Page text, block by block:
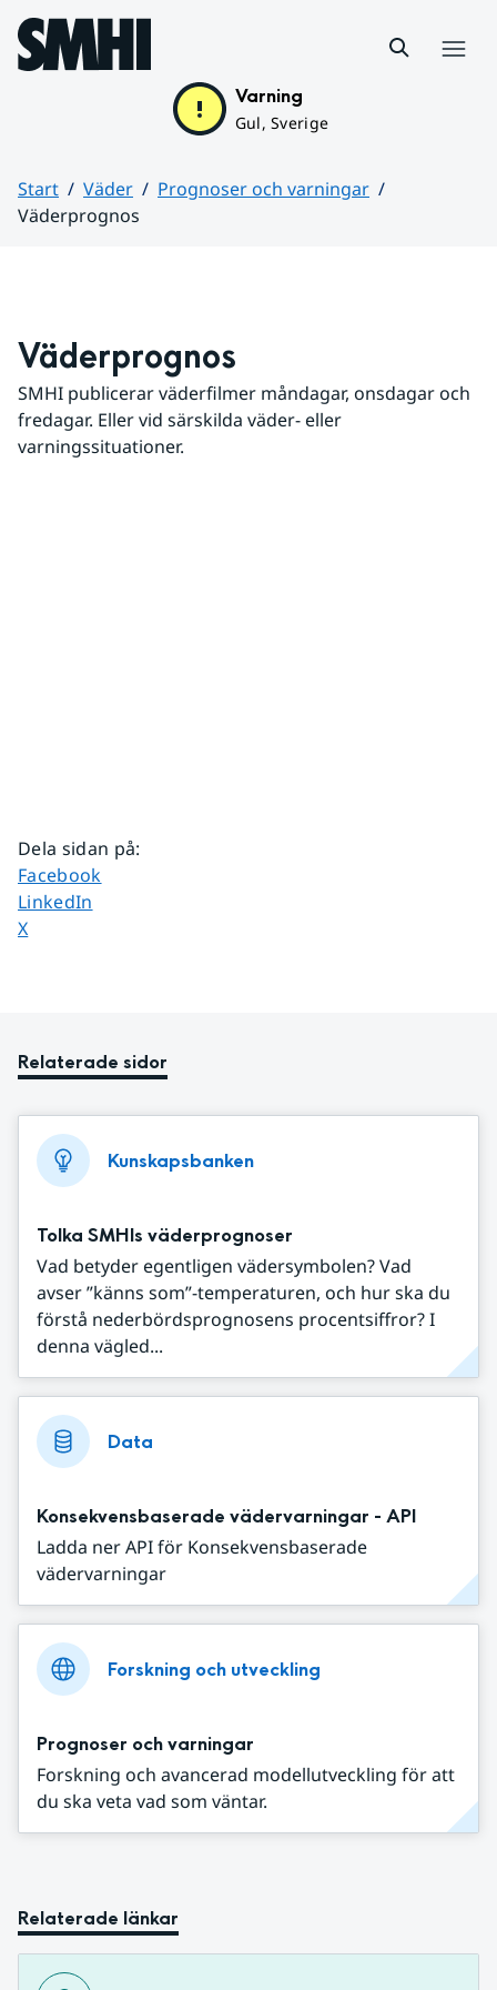
Hoppa till sidans innehåll
Varning
Gul, Sverige
Start Väder
Prognoser och varningar
Väderprognos
Väderprognos
SMHI publicerar väderfilmer måndagar, onsdagar och
fredagar. Eller vid särskilda väder- eller
varningssituationer.
Dela sidan på:
Dela sidan på
Facebook
Dela sidan på
LinkedIn
Dela sidan på
X
Relaterade sidor
Kunskapsbanken
Tolka SMHIs väderprognoser
Vad betyder egentligen vädersymbolen? Vad
avser ”känns som”-temperaturen, och hur ska du
förstå nederbördsprognosens procentsiffror? I
denna vägled...
Data
Konsekvensbaserade vädervarningar - API
Ladda ner API för Konsekvensbaserade
vädervarningar
Forskning och utveckling
Prognoser och varningar
Forskning och avancerad modellutveckling för att
du ska veta vad som väntar.
Relaterade länkar